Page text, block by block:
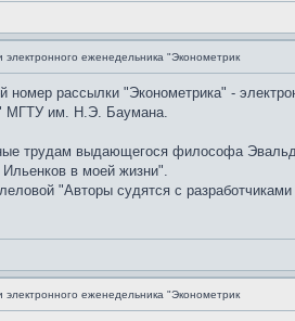
электронного еженедельника "Эконометрик
рассылки "Эконометрика" -
МГТУ им. Н.Э. Баумана.
трудам выдающегося философа
в моей жизни".
"Авторы судятся с
электронного еженедельника "Эконометрик